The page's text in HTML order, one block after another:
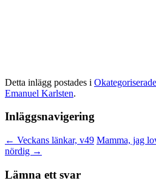
Detta inlägg postades i Okategoriserade
Emanuel Karlsten.
Inläggsnavigering
← Veckans länkar, v49 Mamma, jag
nördig →
Lämna ett svar